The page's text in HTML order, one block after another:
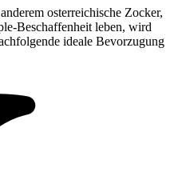
osterreichische Zocker,
Beschaffenheit leben, wird
ideale Bevorzugung